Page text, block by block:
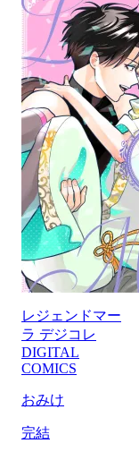
レジェンドマー
ラ デジコレ
DIGITAL
COMICS
おみけ
完結